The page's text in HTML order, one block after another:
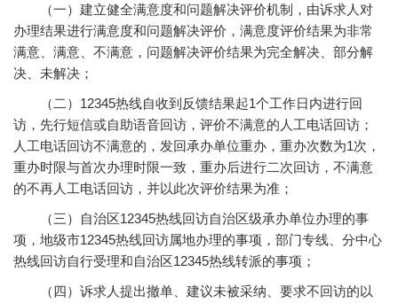
（一）建立健全满意度和问题解决评价机制，由诉求人对
办理结果进行满意度和问题解决评价，满意度评价结果为非常
满意、满意、不满意，问题解决评价结果为完全解决、部分解
决、未解决；
（二）12345热线自收到反馈结果起1个工作日内进行回
访，先行短信或自助语音回访，评价不满意的人工电话回访；
人工电话回访不满意的，发回承办单位重办，重办次数为1次，
重办时限与首次办理时限一致，重办后进行二次回访，不满意
的不再人工电话回访，并以此次评价结果为准；
（三）自治区12345热线回访自治区级承办单位办理的事
项，地级市12345热线回访属地办理的事项，部门专线、分中心
热线回访自行受理和自治区12345热线转派的事项；
（四）诉求人提出撤单、建议未被采纳、要求不回访的以